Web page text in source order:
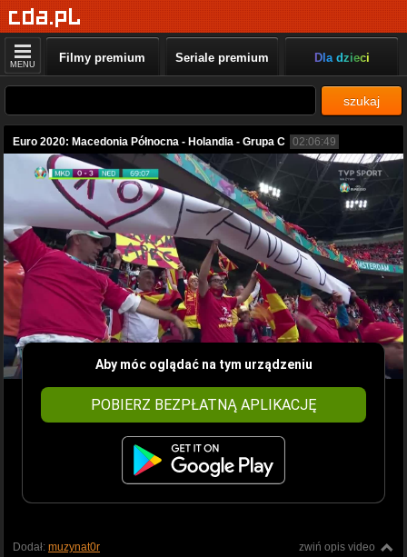
MENU Filmy premium Seriale premium Dla dzieci
szukaj
Euro 2020: Macedonia Północna - Holandia - Grupa C 02:06:49
Aby móc oglądać na tym urządzeniu
POBIERZ BEZPŁATNĄ APLIKACJĘ
zwiń opis video
Dodał: muzynat0r